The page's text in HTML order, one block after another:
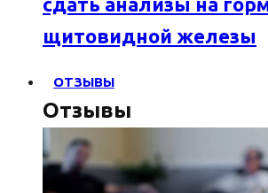
щитовидной железы
ОТЗЫВЫ
Отзывы